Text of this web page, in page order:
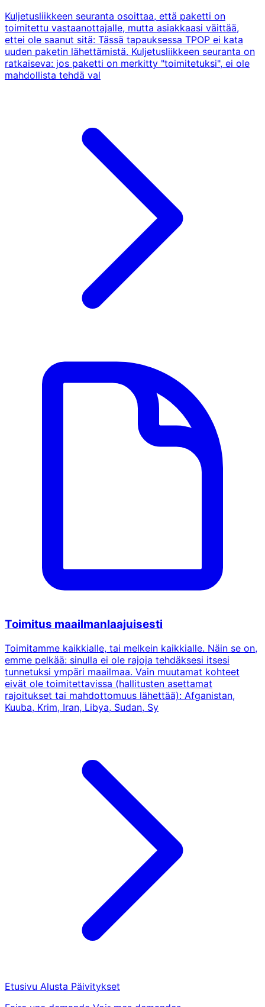
Kuljetusliikkeen seuranta osoittaa, että paketti on
toimitettu vastaanottajalle, mutta asiakkaasi väittää,
ettei ole saanut sitä: Tässä tapauksessa TPOP ei kata
uuden paketin lähettämistä. Kuljetusliikkeen seuranta on
ratkaiseva: jos paketti on merkitty "toimitetuksi", ei ole
mahdollista tehdä val
Toimitus maailmanlaajuisesti
Toimitamme kaikkialle, tai melkein kaikkialle. Näin se on,
emme pelkää: sinulla ei ole rajoja tehdäksesi itsesi
tunnetuksi ympäri maailmaa. Vain muutamat kohteet
eivät ole toimitettavissa (hallitusten asettamat
rajoitukset tai mahdottomuus lähettää): Afganistan,
Kuuba, Krim, Iran, Libya, Sudan, Sy
Etusivu Alusta Päivitykset